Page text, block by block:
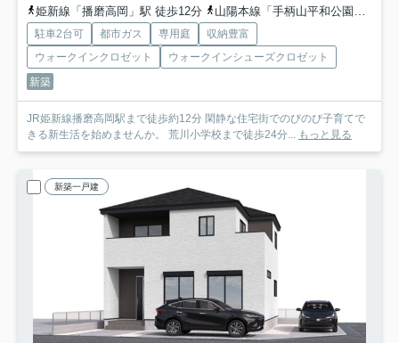
姫新線「播磨高岡」駅 徒歩12分
山陽本線「手柄山平和公園」駅 徒歩25分
駐車2台可 都市ガス 専用庭
収納豊富
ウォークインクロゼット
ウォークインシューズクロゼット
新築
JR姫新線播磨高岡駅まで徒歩約12分 閑静な住宅街でのびのび子育てで
きる新生活を始めませんか。 荒川小学校まで徒歩24分... もっと見る
新築一戸建